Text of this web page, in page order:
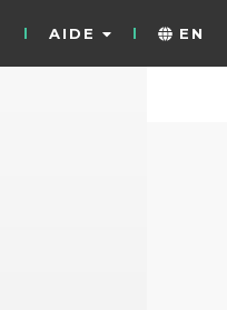
AIDE EN